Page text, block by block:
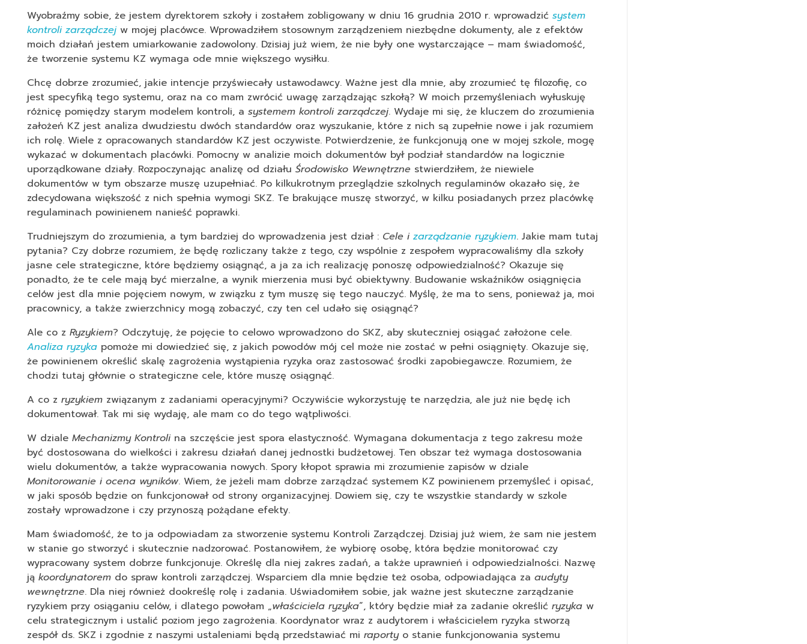
Wyobraźmy sobie, że jestem dyrektorem szkoły i zostałem zobligowany w dniu 16 grudnia 2010 r. wprowadzić system
kontroli zarządczejw mojej placówce. Wprowadziłem stosownym zarządzeniem niezbędne dokumenty, ale z efektów
moich działań jestem umiarkowanie zadowolony. Dzisiaj już wiem, że nie były one wystarczające – mam świadomość,
że tworzenie systemu KZ wymaga ode mnie większego wysiłku.
Chcę dobrze zrozumieć, jakie intencje przyświecały ustawodawcy. Ważne jest dla mnie, aby zrozumieć tę filozofię, co
jest specyfiką tego systemu, oraz na co mam zwrócić uwagę zarządzając szkołą? W moich przemyśleniach wyłuskuję
różnicę pomiędzy starym modelem kontroli, a systemem kontroli zarządczej. Wydaje mi się, że kluczem do zrozumienia
założeń KZ jest analiza dwudziestu dwóch standardów oraz wyszukanie, które z nich są zupełnie nowe i jak rozumiem
ich rolę. Wiele z opracowanych standardów KZ jest oczywiste. Potwierdzenie, że funkcjonują one w mojej szkole, mogę
wykazać w dokumentach placówki. Pomocny w analizie moich dokumentów był podział standardów na logicznie
uporządkowane działy. Rozpoczynając analizę od działu Środowisko Wewnętrzne stwierdziłem, że niewiele
dokumentów w tym obszarze muszę uzupełniać. Po kilkukrotnym przeglądzie szkolnych regulaminów okazało się, że
zdecydowana większość z nich spełnia wymogi SKZ. Te brakujące muszę stworzyć, w kilku posiadanych przez placówkę
regulaminach powinienem nanieść poprawki.
Trudniejszym do zrozumienia, a tym bardziej do wprowadzenia jest dział : Cele i zarządzanie ryzykiem. Jakie mam tutaj
pytania? Czy dobrze rozumiem, że będę rozliczany także z tego, czy wspólnie z zespołem wypracowaliśmy dla szkoły
jasne cele strategiczne, które będziemy osiągnąć, a ja za ich realizację ponoszę odpowiedzialność? Okazuje się
ponadto, że te cele mają być mierzalne, a wynik mierzenia musi być obiektywny. Budowanie wskaźników osiągnięcia
celów jest dla mnie pojęciem nowym, w związku z tym muszę się tego nauczyć. Myślę, że ma to sens, ponieważ ja, moi
pracownicy, a także zwierzchnicy mogą zobaczyć, czy ten cel udało się osiągnąć?
Ale co z Ryzykiem? Odczytuję, że pojęcie to celowo wprowadzono do SKZ, aby skuteczniej osiągać założone cele.
Analiza ryzyka pomoże mi dowiedzieć się, z jakich powodów mój cel może nie zostać w pełni osiągnięty. Okazuje się,
że powinienem określić skalę zagrożenia wystąpienia ryzyka oraz zastosować środki zapobiegawcze. Rozumiem, że
chodzi tutaj głównie o strategiczne cele, które muszę osiągnąć.
A co z ryzykiem związanym z zadaniami operacyjnymi? Oczywiście wykorzystuję te narzędzia, ale już nie będę ich
dokumentował. Tak mi się wydaję, ale mam co do tego wątpliwości.
W dziale Mechanizmy Kontrolina szczęście jest spora elastyczność. Wymagana dokumentacja z tego zakresu może
być dostosowana do wielkości i zakresu działań danej jednostki budżetowej. Ten obszar też wymaga dostosowania
wielu dokumentów, a także wypracowania nowych. Spory kłopot sprawia mi zrozumienie zapisów w dziale
Monitorowanie i ocena wyników. Wiem, że jeżeli mam dobrze zarządzać systemem KZ powinienem przemyśleć i opisać,
w jaki sposób będzie on funkcjonował od strony organizacyjnej. Dowiem się, czy te wszystkie standardy w szkole
zostały wprowadzone i czy przynoszą pożądane efekty.
Mam świadomość, że to ja odpowiadam za stworzenie systemu Kontroli Zarządczej. Dzisiaj już wiem, że sam nie jestem
w stanie go stworzyć i skutecznie nadzorować. Postanowiłem, że wybiorę osobę, która będzie monitorować czy
wypracowany system dobrze funkcjonuje. Określę dla niej zakres zadań, a także uprawnień i odpowiedzialności. Nazwę
ją koordynatorem do spraw kontroli zarządczej. Wsparciem dla mnie będzie też osoba, odpowiadająca za audyty
wewnętrzne. Dla niej również dookreślę rolę i zadania. Uświadomiłem sobie, jak ważne jest skuteczne zarządzanie
ryzykiem przy osiąganiu celów, i dlatego powołam „właściciela ryzyka”, który będzie miał za zadanie określić ryzyka w
celu strategicznym i ustalić poziom jego zagrożenia. Koordynator wraz z audytorem i właścicielem ryzyka stworzą
zespół ds. SKZ i zgodnie z naszymi ustaleniami będą przedstawiać mi raportyo stanie funkcjonowania systemu